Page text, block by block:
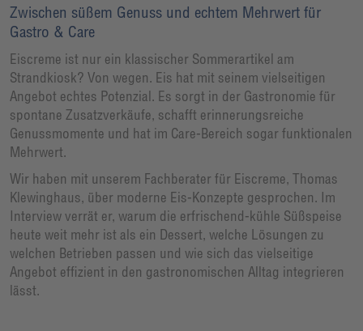
Zwischen süßem Genuss und echtem Mehrwert für
Gastro & Care
Eiscreme ist nur ein klassischer Sommerartikel am
Strandkiosk? Von wegen. Eis hat mit seinem vielseitigen
Angebot echtes Potenzial. Es sorgt in der Gastronomie für
spontane Zusatzverkäufe, schafft erinnerungsreiche
Genussmomente und hat im Care-Bereich sogar funktionalen
Mehrwert.
Wir haben mit unserem Fachberater für Eiscreme, Thomas
Klewinghaus, über moderne Eis-Konzepte gesprochen. Im
Interview verrät er, warum die erfrischend-kühle Süßspeise
heute weit mehr ist als ein Dessert, welche Lösungen zu
welchen Betrieben passen und wie sich das vielseitige
Angebot effizient in den gastronomischen Alltag integrieren
lässt.